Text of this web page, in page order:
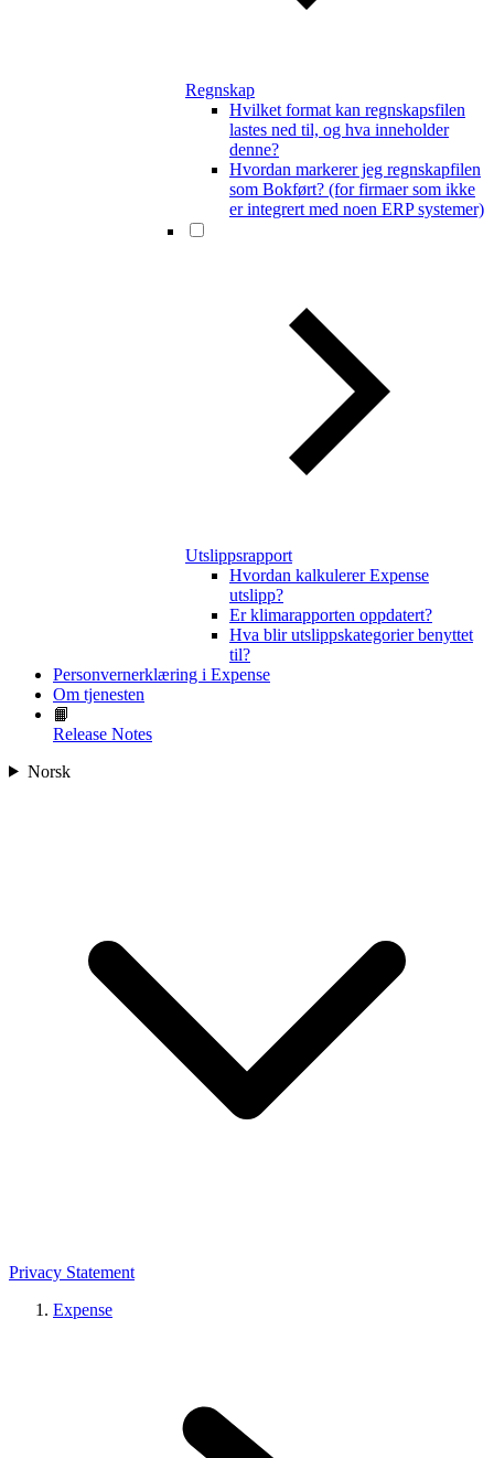
Regnskap
Hvilket format kan regnskapsfilen
lastes ned til, og hva inneholder
denne?
Hvordan markerer jeg regnskapfilen
som Bokført? (for firmaer som ikke
er integrert med noen ERP systemer)
Utslippsrapport
Hvordan kalkulerer Expense
utslipp?
Er klimarapporten oppdatert?
Hva blir utslippskategorier benyttet
til?
Personvernerklæring i Expense
Om tjenesten
📙
Release Notes
Norsk
Privacy Statement
Expense